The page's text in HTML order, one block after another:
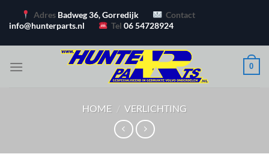
naar
Adres Badweg 36, Gorredijk
Contact
info@hunterparts.nl
Tel06 54728924
0
HOME / VERLICHTING